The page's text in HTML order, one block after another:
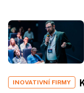
INOVATIVNÍ FIRMY